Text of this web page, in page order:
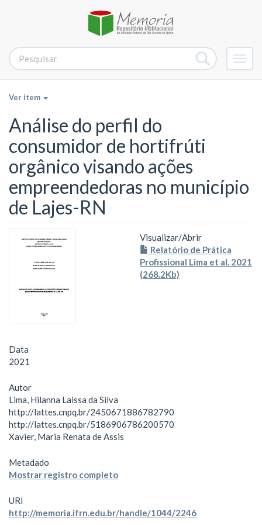
Ver item
Análise do perfil do
consumidor de hortifrúti
orgânico visando ações
empreendedoras no município
de Lajes-RN
Visualizar/Abrir
Relatório de Prática
Profissional Lima et al. 2021
(268.2Kb)
Data
2021
Autor
Lima, Hilanna Laissa da Silva
http://lattes.cnpq.br/2450671886782790
http://lattes.cnpq.br/5186906786200570
Xavier, Maria Renata de Assis
Metadado
Mostrar registro completo
URI
http://memoria.ifrn.edu.br/handle/1044/2246